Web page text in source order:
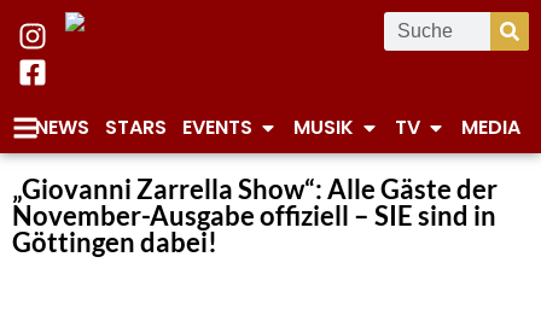
NEWS STARS EVENTS MUSIK TV MEDIA
„Giovanni Zarrella Show“: Alle Gäste der
November-Ausgabe offiziell – SIE sind in
Göttingen dabei!